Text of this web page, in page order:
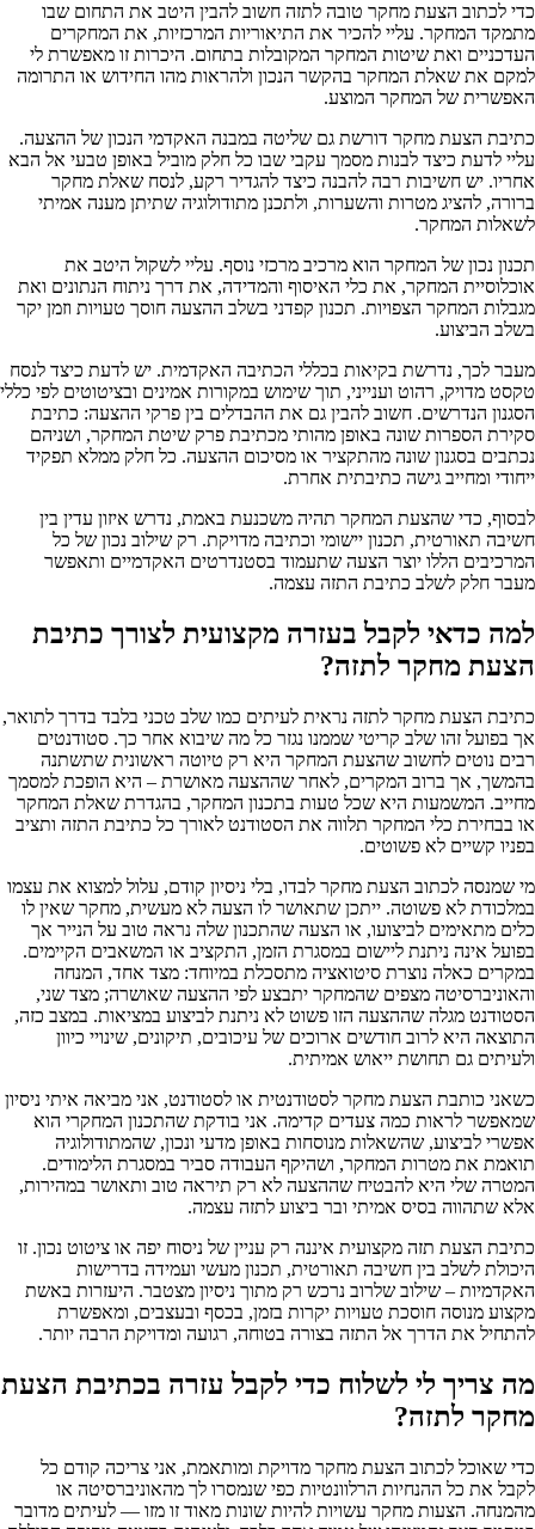
כדי לכתוב הצעת מחקר טובה לתזה חשוב להבין היטב את התחום שבו
מתמקד המחקר. עליי להכיר את התיאוריות המרכזיות, את המחקרים
העדכניים ואת שיטות המחקר המקובלות בתחום. היכרות זו מאפשרת לי
למקם את שאלת המחקר בהקשר הנכון ולהראות מהו החידוש או התרומה
האפשרית של המחקר המוצע.
כתיבת הצעת מחקר דורשת גם שליטה במבנה האקדמי הנכון של ההצעה.
עליי לדעת כיצד לבנות מסמך עקבי שבו כל חלק מוביל באופן טבעי אל הבא
אחריו. יש חשיבות רבה להבנה כיצד להגדיר רקע, לנסח שאלת מחקר
ברורה, להציג מטרות והשערות, ולתכנן מתודולוגיה שתיתן מענה אמיתי
לשאלות המחקר.
תכנון נכון של המחקר הוא מרכיב מרכזי נוסף. עליי לשקול היטב את
אוכלוסיית המחקר, את כלי האיסוף והמדידה, את דרך ניתוח הנתונים ואת
מגבלות המחקר הצפויות. תכנון קפדני בשלב ההצעה חוסך טעויות וזמן יקר
בשלב הביצוע.
מעבר לכך, נדרשת בקיאות בכללי הכתיבה האקדמית. יש לדעת כיצד לנסח
טקסט מדויק, רהוט וענייני, תוך שימוש במקורות אמינים ובציטוטים לפי כללי
הסגנון הנדרשים. חשוב להבין גם את ההבדלים בין פרקי ההצעה: כתיבת
סקירת הספרות שונה באופן מהותי מכתיבת פרק שיטת המחקר, ושניהם
נכתבים בסגנון שונה מהתקציר או מסיכום ההצעה. כל חלק ממלא תפקיד
ייחודי ומחייב גישה כתיבתית אחרת.
לבסוף, כדי שהצעת המחקר תהיה משכנעת באמת, נדרש איזון עדין בין
חשיבה תאורטית, תכנון יישומי וכתיבה מדויקת. רק שילוב נכון של כל
המרכיבים הללו יוצר הצעה שתעמוד בסטנדרטים האקדמיים ותאפשר
מעבר חלק לשלב כתיבת התזה עצמה.
למה כדאי לקבל בעזרה מקצועית לצורך כתיבת
הצעת מחקר לתזה?
כתיבת הצעת מחקר לתזה נראית לעיתים כמו שלב טכני בלבד בדרך לתואר,
אך בפועל זהו שלב קריטי שממנו נגזר כל מה שיבוא אחר כך. סטודנטים
רבים נוטים לחשוב שהצעת המחקר היא רק טיוטה ראשונית שתשתנה
בהמשך, אך ברוב המקרים, לאחר שההצעה מאושרת – היא הופכת למסמך
מחייב. המשמעות היא שכל טעות בתכנון המחקר, בהגדרת שאלת המחקר
או בבחירת כלי המחקר תלווה את הסטודנט לאורך כל כתיבת התזה ותציב
בפניו קשיים לא פשוטים.
מי שמנסה לכתוב הצעת מחקר לבדו, בלי ניסיון קודם, עלול למצוא את עצמו
במלכודת לא פשוטה. ייתכן שתאושר לו הצעה לא מעשית, מחקר שאין לו
כלים מתאימים לביצועו, או הצעה שהתכנון שלה נראה טוב על הנייר אך
בפועל אינה ניתנת ליישום במסגרת הזמן, התקציב או המשאבים הקיימים.
במקרים כאלה נוצרת סיטואציה מתסכלת במיוחד: מצד אחד, המנחה
והאוניברסיטה מצפים שהמחקר יתבצע לפי ההצעה שאושרה; מצד שני,
הסטודנט מגלה שההצעה הזו פשוט לא ניתנת לביצוע במציאות. במצב כזה,
התוצאה היא לרוב חודשים ארוכים של עיכובים, תיקונים, שינויי כיוון
ולעיתים גם תחושת ייאוש אמיתית.
כשאני כותבת הצעת מחקר לסטודנטית או לסטודנט, אני מביאה איתי ניסיון
שמאפשר לראות כמה צעדים קדימה. אני בודקת שהתכנון המחקרי הוא
אפשרי לביצוע, שהשאלות מנוסחות באופן מדעי ונכון, שהמתודולוגיה
תואמת את מטרות המחקר, ושהיקף העבודה סביר במסגרת הלימודים.
המטרה שלי היא להבטיח שההצעה לא רק תיראה טוב ותאושר במהירות,
אלא שתהווה בסיס אמיתי ובר ביצוע לתזה עצמה.
כתיבת הצעת תזה מקצועית איננה רק עניין של ניסוח יפה או ציטוט נכון. זו
היכולת לשלב בין חשיבה תאורטית, תכנון מעשי ועמידה בדרישות
האקדמיות – שילוב שלרוב נרכש רק מתוך ניסיון מצטבר. היעזרות באשת
מקצוע מנוסה חוסכת טעויות יקרות בזמן, בכסף ובעצבים, ומאפשרת
להתחיל את הדרך אל התזה בצורה בטוחה, רגועה ומדויקת הרבה יותר.
מה צריך לי לשלוח כדי לקבל עזרה בכתיבת הצעת
מחקר לתזה?
כדי שאוכל לכתוב הצעת מחקר מדויקת ומותאמת, אני צריכה קודם כל
לקבל את כל ההנחיות הרלוונטיות כפי שנמסרו לך מהאוניברסיטה או
מהמנחה. הצעות מחקר עשויות להיות שונות מאוד זו מזו — לעיתים מדובר